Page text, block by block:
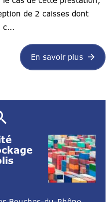
de 2 caisses dont
c...
En savoir plus